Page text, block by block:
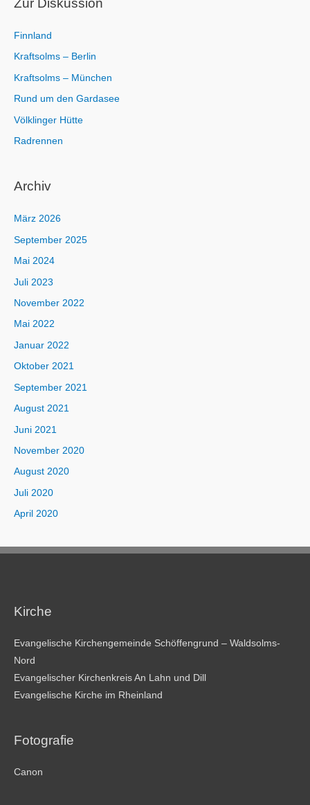
Zur Diskussion
Finnland
Kraftsolms – Berlin
Kraftsolms – München
Rund um den Gardasee
Völklinger Hütte
Radrennen
Archiv
März 2026
September 2025
Mai 2024
Juli 2023
November 2022
Mai 2022
Januar 2022
Oktober 2021
September 2021
August 2021
Juni 2021
November 2020
August 2020
Juli 2020
April 2020
Kirche
Evangelische Kirchengemeinde Schöffengrund – Waldsolms-
Nord
Evangelischer Kirchenkreis An Lahn und Dill
Evangelische Kirche im Rheinland
Fotografie
Canon